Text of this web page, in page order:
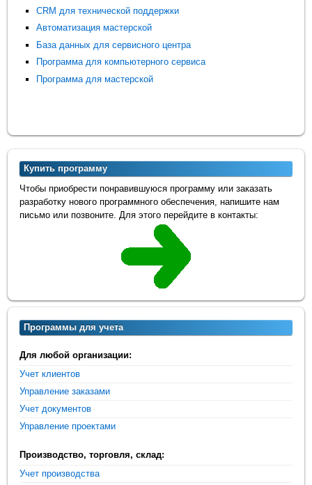
CRM для технической поддержки
Автоматизация мастерской
База данных для сервисного центра
Программа для компьютерного сервиса
Программа для мастерской
Купить программу
Чтобы приобрести понравившуюся программу или заказать
разработку нового программного обеспечения, напишите нам
письмо или позвоните. Для этого перейдите в контакты:
Программы для учета
Для любой организации:
Учет клиентов
Управление заказами
Учет документов
Управление проектами
Производство, торговля, склад:
Учет производства